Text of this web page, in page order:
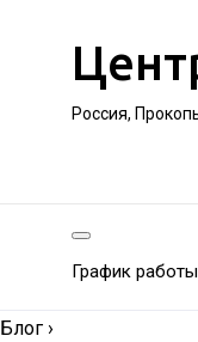
Россия,
График работы
Блог ›